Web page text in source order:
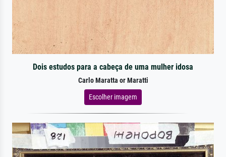
Dois estudos para a cabeça de uma mulher idosa
Carlo Maratta or Maratti
Escolher imagem